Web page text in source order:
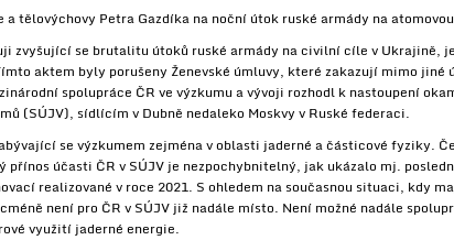
tělovýchovy Petra Gazdíka na noční útok ruské armády na
zvyšující se brutalitu útoků ruské armády na civilní cíle v Ukrajině,
aktem byly porušeny Ženevské úmluvy, které zakazují mimo
spolupráce ČR ve výzkumu a vývoji rozhodl k nastoupení
(SÚJV), sídlícím v Dubně nedaleko Moskvy v Ruské federaci.
se výzkumem zejména v oblasti jaderné a částicové fyziky.
účasti ČR v SÚJV je nezpochybnitelný, jak ukázalo mj.
realizované v roce 2021. S ohledem na současnou situaci, kdy
není pro ČR v SÚJV již nadále místo. Není možné nadále
využití jaderné energie.